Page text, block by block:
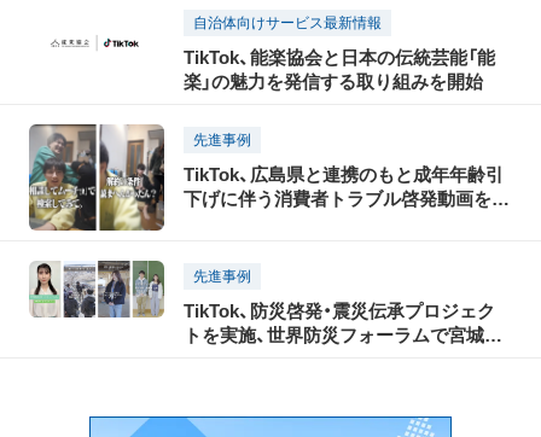
据え、18歳から可能となるさまざまな社
会参画への啓発を目的とした動画を公開
～
自治体向けサービス最新情報
TikTok、能楽協会と日本の伝統芸能「能
楽」の魅力を発信する取り組みを開始
先進事例
TikTok、広島県と連携のもと成年年齢引
下げに伴う消費者トラブル啓発動画を公
先進事例
TikTok、防災啓発・震災伝承プロジェク
トを実施、世界防災フォーラムで宮城県・